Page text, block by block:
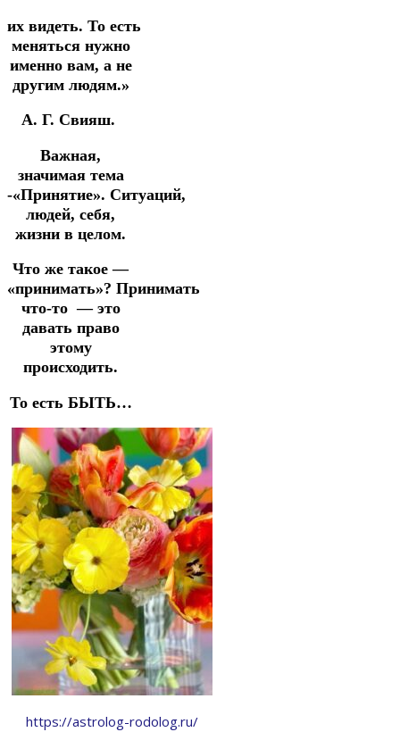
их видеть. То есть
меняться нужно
именно вам, а не
другим людям.»
А. Г. Свияш.
Важная,
значимая тема
-«Принятие». Ситуаций,
людей, себя,
жизни в целом.
Что же такое —
«принимать»? Принимать
что-то — это
давать право
этому
происходить.
То есть БЫТЬ…
https://astrolog-rodolog.ru/